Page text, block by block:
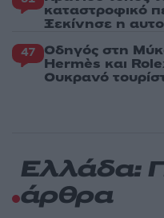
καταστροφικό
Ξεκίνησε η
47 Οδηγός στη
Hermès και
Ουκρανό
Ελλάδα:
άρθρα